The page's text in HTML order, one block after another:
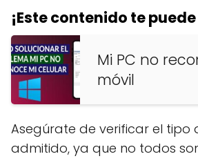
¡Este contenido te
Mi PC no
móvil
Asegúrate de verificar el tipo
admitido, ya que no todos